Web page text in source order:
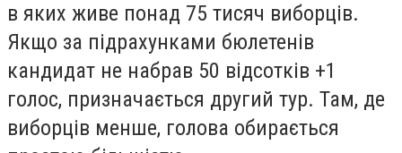
в яких живе понад 75 тисяч виборців.
Якщо за підрахунками бюлетенів
кандидат не набрав 50 відсотків +1
голос, призначається другий тур. Там, де
виборців менше, голова обирається